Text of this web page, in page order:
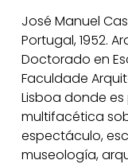
José Manuel
Portugal, 1952.
Doctorado en
Faculdade
Lisboa donde
multifacética
espectáculo,
museología,